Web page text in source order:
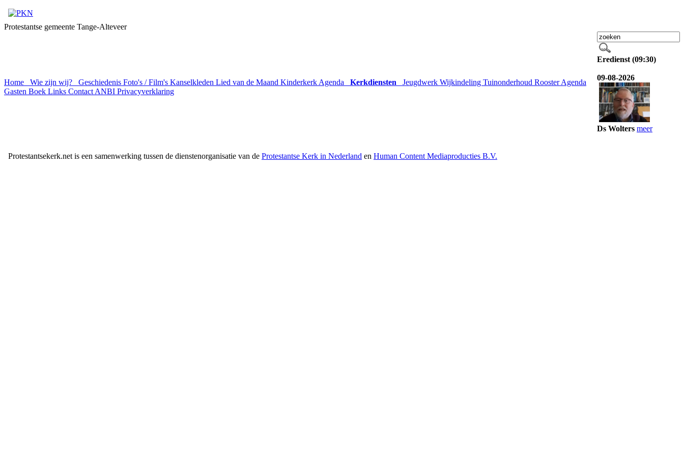
Protestantse gemeente Tange-Alteveer
Home Wie zijn wij? Geschiedenis Foto's / Film's Kanselkleden Lied van de Maand Kinderkerk Agenda Kerkdiensten Jeugdwerk Wijkindeling Tuinonderhoud RoosterAgenda
Gasten Boek Links Contact ANBI Privacyverklaring
Eredienst (09:30)
09-08-2026
Ds Wolters meer
Protestantsekerk.net is een samenwerking tussen de dienstenorganisatie van de Protestantse Kerk in Nederland en Human Content Mediaproducties B.V.